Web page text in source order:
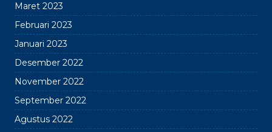
Maret 2023
Februari 2023
Januari 2023
Desember 2022
November 2022
September 2022
Agustus 2022